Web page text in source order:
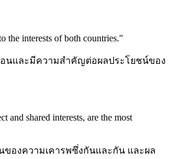
the interests of both countries."
อนและมีความสำคัญต่อผลประโยชน์ของ
and shared interests, are the most
ของความเคารพซึ่งกันและกัน และผล